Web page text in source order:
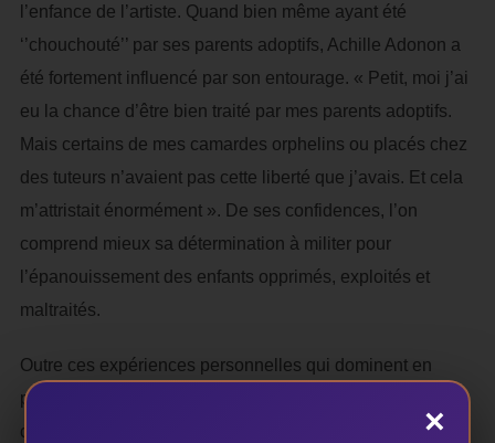
l’enfance de l’artiste. Quand bien même ayant été
‘’chouchouté’’ par ses parents adoptifs, Achille Adonon a
été fortement influencé par son entourage. « Petit, moi j’ai
eu la chance d’être bien traité par mes parents adoptifs.
Mais certains de mes camardes orphelins ou placés chez
des tuteurs n’avaient pas cette liberté que j’avais. Et cela
m’attristait énormément ». De ses confidences, l’on
comprend mieux sa détermination à militer pour
l’épanouissement des enfants opprimés, exploités et
maltraités.
Outre ces expériences personnelles qui dominent en
partie sa vocation artistique, Achille Adonon se définit
comme un instrument de Dieu. Selon lui, l’esprit divin×